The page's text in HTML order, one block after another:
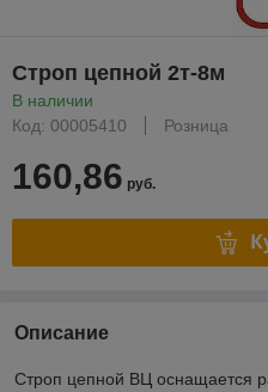
Строп цепной 2т-8м
В наличии
Код: 00005410
Розница
160,86 руб.
Описание
Строп цепной ВЦ оснащается